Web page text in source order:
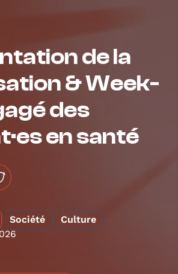
de la
& Week-
des
en santé
Société
Culture